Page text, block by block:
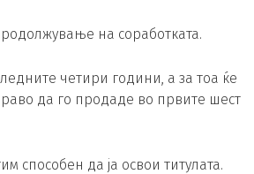
на соработката.
четири години, а за тоа ќе
да го продаде во првите шест
способен да ја освои титулата.